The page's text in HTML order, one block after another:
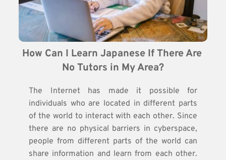
How Can I Learn Japanese If There Are
No Tutors in My Area?
The Internet has made it possible for
individuals who are located in different parts
of the world to interact with each other. Since
there are no physical barriers in cyberspace,
people from different parts of the world can
share information and learn from each other.